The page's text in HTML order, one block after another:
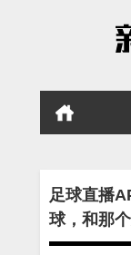
足球直播
球，和那